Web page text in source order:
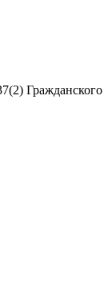
Гражданского